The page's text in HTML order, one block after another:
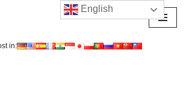
in:
English